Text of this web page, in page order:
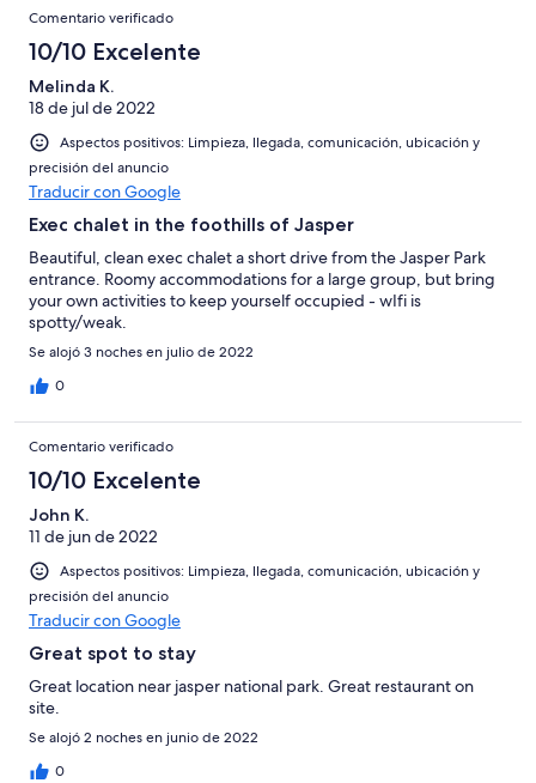
Comentario verificado
10/10 Excelente
Melinda K.
18 de jul de 2022
Aspectos positivos: Limpieza, llegada, comunicación, ubicación y
precisión del anuncio
Traducir con Google
Exec chalet in the foothills of Jasper
Beautiful, clean exec chalet a short drive from the Jasper Park
entrance. Roomy accommodations for a large group, but bring
your own activities to keep yourself occupied - wIfi is
spotty/weak.
Se alojó 3 noches en julio de 2022
0
Comentario verificado
10/10 Excelente
John K.
11 de jun de 2022
Aspectos positivos: Limpieza, llegada, comunicación, ubicación y
precisión del anuncio
Traducir con Google
Great spot to stay
Great location near jasper national park. Great restaurant on
site.
Se alojó 2 noches en junio de 2022
0